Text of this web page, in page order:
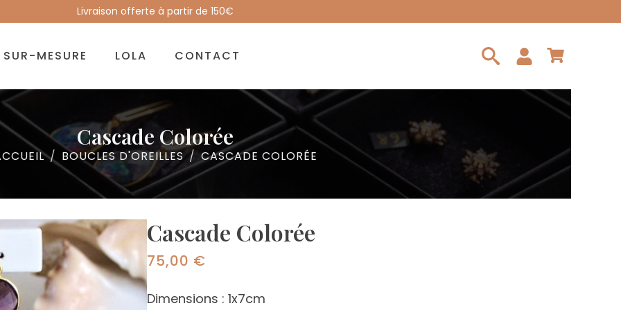
Livraison offerte à partir de 150€
SUR-MESURE LOLA
CONTACT
Cascade Colorée
BOUCLES D'OREILLES CASCADE COLORÉE
Cascade Colorée
75,00 €
Dimensions : 1x7cm